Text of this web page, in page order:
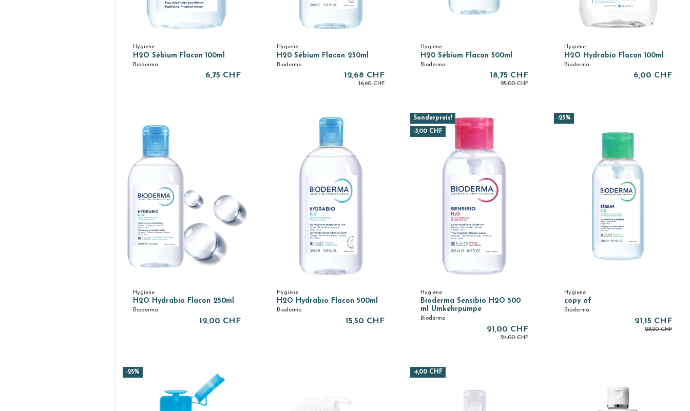
Hygiene
H2O Sébium Flacon 100ml
Bioderma
6,75 CHF
Hygiene
H20 Sébium Flacon 250ml
Bioderma
12,68 CHF
16,90 CHF
Hygiene
H20 Sébium Flacon 500ml
Bioderma
18,75 CHF
25,00 CHF
Hygiene
H2O Hydrabio Flacon 100ml
Bioderma
6,00 CHF
Hygiene
H2O Hydrabio Flacon 250ml
Bioderma
12,00 CHF
Hygiene
H2O Hydrabio Flacon 500ml
Bioderma
15,50 CHF
Sonderpreis!
-3,00 CHF
Hygiene
Bioderma Sensibio H2O 500
ml Umkehrpumpe
Bioderma
21,00 CHF
24,00 CHF
-25%
Hygiene
copy of
Bioderma
21,15 CHF
28,20 CHF
-25% -4,00 CHF